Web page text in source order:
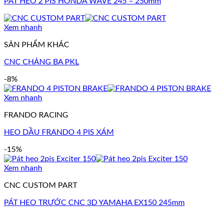
Xem nhanh
SẢN PHẨM KHÁC
CNC CHẢNG BA PKL
-8%
Xem nhanh
FRANDO RACING
HEO DẦU FRANDO 4 PIS XÁM
-15%
Xem nhanh
CNC CUSTOM PART
PÁT HEO TRƯỚC CNC 3D YAMAHA EX150 245mm